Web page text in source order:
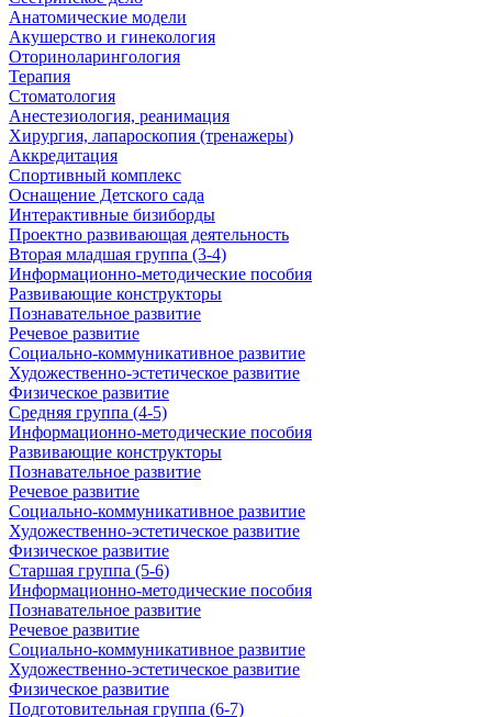
Анатомические модели
Акушерство и гинекология
Оториноларингология
Терапия
Стоматология
Анестезиология, реанимация
Хирургия, лапароскопия (тренажеры)
Аккредитация
Спортивный комплекс
Оснащение Детского сада
Интерактивные бизиборды
Проектно развивающая деятельность
Вторая младшая группа (3-4)
Информационно-методические пособия
Развивающие конструкторы
Познавательное развитие
Речевое развитие
Социально-коммуникативное развитие
Художественно-эстетическое развитие
Физическое развитие
Средняя группа (4-5)
Информационно-методические пособия
Развивающие конструкторы
Познавательное развитие
Речевое развитие
Социально-коммуникативное развитие
Художественно-эстетическое развитие
Физическое развитие
Старшая группа (5-6)
Информационно-методические пособия
Познавательное развитие
Речевое развитие
Социально-коммуникативное развитие
Художественно-эстетическое развитие
Физическое развитие
Подготовительная группа (6-7)